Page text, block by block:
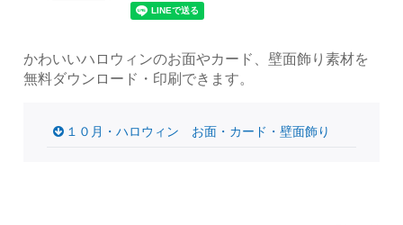
かわいいハロウィンのお面やカード、壁面飾り素材を
無料ダウンロード・印刷できます。
１０月・ハロウィン お面・カード・壁面飾り